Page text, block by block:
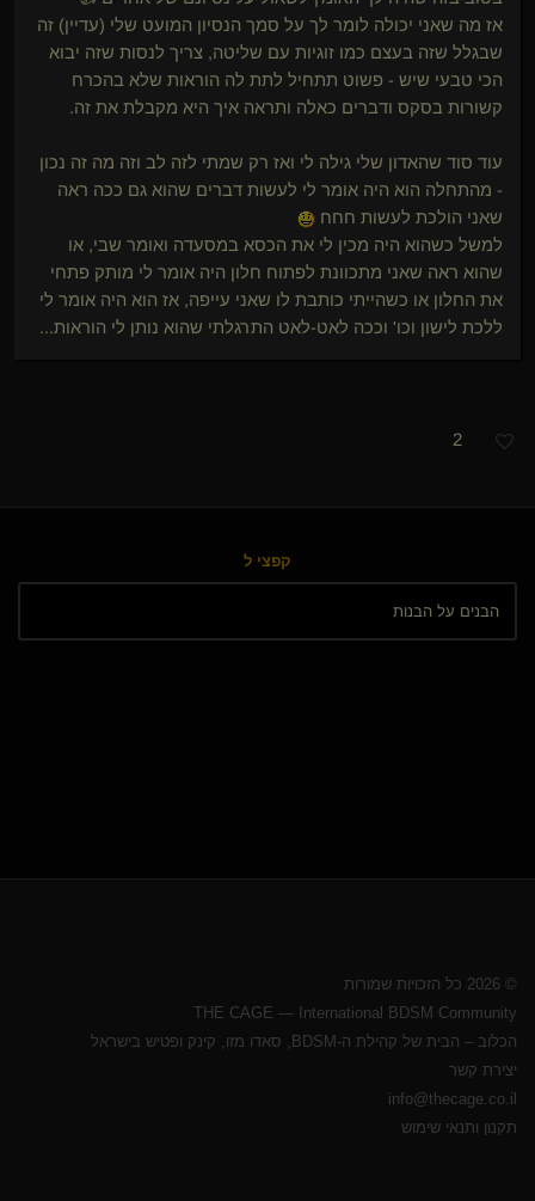
אז מה שאני יכולה לומר לך על סמך הנסיון המועט שלי (עדיין) זה
שבגלל שזה בעצם כמו זוגיות עם שליטה, צריך לנסות שזה יבוא
הכי טבעי שיש - פשוט תתחיל לתת לה הוראות שלא בהכרח
קשורות בסקס ודברים כאלה ותראה איך היא מקבלת את זה.
עוד סוד שהאדון שלי גילה לי ואז רק שמתי לזה לב וזה מה זה נכון
- מהתחלה הוא היה אומר לי לעשות דברים שהוא גם ככה ראה
שאני הולכת לעשות חחח
למשל כשהוא היה מכין לי את הכסא במסעדה ואומר שבי, או
שהוא ראה שאני מתכוונת לפתוח חלון היה אומר לי מותק פתחי
את החלון או כשהייתי כותבת לו שאני עייפה, אז הוא היה אומר לי
ללכת לישון וכו' וככה לאט-לאט התרגלתי שהוא נותן לי הוראות...
2
קפצי ל
© 2026 כל הזכויות שמורות
THE CAGE — International BDSM Community
הכלוב – הבית של קהילת ה-BDSM, סאדו מזו, קינק ופטיש בישראל
יצירת קשר
info@thecage.co.il
תקנון ותנאי שימוש